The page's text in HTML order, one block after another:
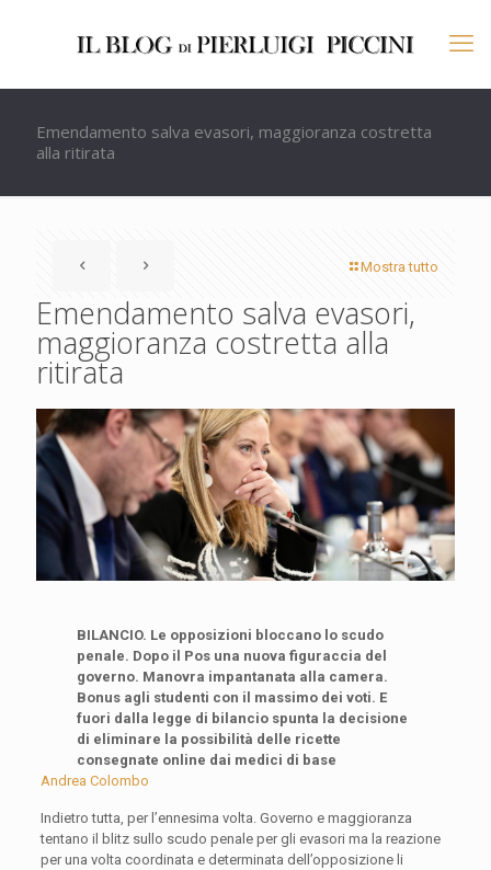
Emendamento salva evasori, maggioranza costretta
alla ritirata
Mostra tutto
Emendamento salva evasori,
maggioranza costretta alla
ritirata
BILANCIO. Le opposizioni bloccano lo scudo
penale. Dopo il Pos una nuova figuraccia del
governo. Manovra impantanata alla camera.
Bonus agli studenti con il massimo dei voti. E
fuori dalla legge di bilancio spunta la decisione
di eliminare la possibilità delle ricette
consegnate online dai medici di base
Andrea Colombo
Indietro tutta, per l’ennesima volta. Governo e maggioranza
tentano il blitz sullo scudo penale per gli evasori ma la reazione
per una volta coordinata e determinata dell’opposizione li